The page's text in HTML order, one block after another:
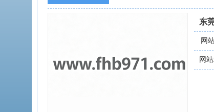
东
网
网站